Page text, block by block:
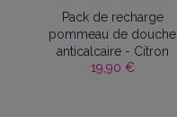
Pack de recharge
pommeau de douche
anticalcaire - Citron
19,90 €